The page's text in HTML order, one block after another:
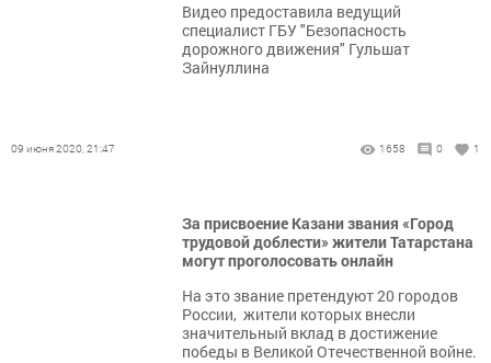
Видео предоставила ведущий
специалист ГБУ "Безопасность
дорожного движения" Гульшат
Зайнуллина
09 июня 2020, 21:47 1658 0 1
​​​​​​​За присвоение Казани звания «Город
трудовой доблести» жители Татарстана
могут проголосовать онлайн
​​​​​​​На это звание претендуют 20 городов
России, жители которых внесли
значительный вклад в достижение
победы в Великой Отечественной войне.